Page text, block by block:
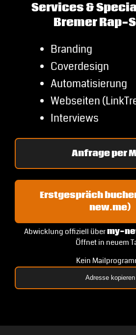
Services &
Bremer Rap-
Branding
Coverdesign
Automatisierung
Webseiten
Interviews
Anfrage per
Erstgespräch
new.me)
Abwicklung offiziell übermy-
Öffnet in neuem
Kein
Adresse kopieren